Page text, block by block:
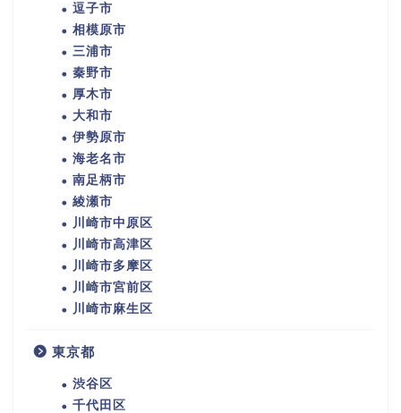
逗子市
相模原市
三浦市
秦野市
厚木市
大和市
伊勢原市
海老名市
南足柄市
綾瀬市
川崎市中原区
川崎市高津区
川崎市多摩区
川崎市宮前区
川崎市麻生区
東京都
渋谷区
千代田区